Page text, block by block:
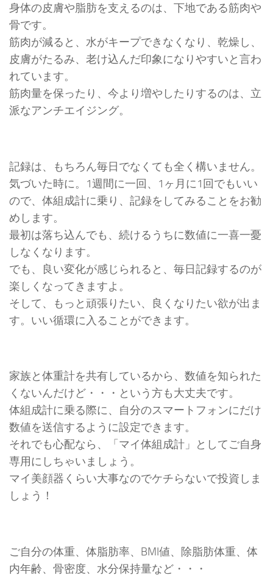
身体の皮膚や脂肪を支えるのは、下地である筋肉や
骨です。
筋肉が減ると、水がキープできなくなり、乾燥し、
皮膚がたるみ、老け込んだ印象になりやすいと言わ
れています。
筋肉量を保ったり、今より増やしたりするのは、立
派なアンチエイジング。
記録は、もちろん毎日でなくても全く構いません。
気づいた時に。1週間に一回、1ヶ月に1回でもいい
ので、体組成計に乗り、記録をしてみることをお勧
めします。
最初は落ち込んでも、続けるうちに数値に一喜一憂
しなくなります。
でも、良い変化が感じられると、毎日記録するのが
楽しくなってきますよ。
そして、もっと頑張りたい、良くなりたい欲が出ま
す。いい循環に入ることができます。
家族と体重計を共有しているから、数値を知られた
くないんだけど・・・という方も大丈夫です。
体組成計に乗る際に、自分のスマートフォンにだけ
数値を送信するように設定できます。
それでも心配なら、「マイ体組成計」としてご自身
専用にしちゃいましょう。
マイ美顔器くらい大事なのでケチらないで投資しま
しょう！
ご自分の体重、体脂肪率、BMI値、除脂肪体重、体
内年齢、骨密度、水分保持量など・・・